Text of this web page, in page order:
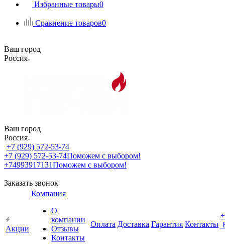
Избранные товары0
Сравнение товаров0
Ваш город
Россия
Ваш город
Россия
+7 (929) 572-53-74
+7 (929) 572-53-74Поможем с выбором!
+74993917131Поможем с выбором!
Заказать звонок
Акции
Компания
О
компании
Отзывы
Контакты
Оплата Доставка Гарантия Контакты
+